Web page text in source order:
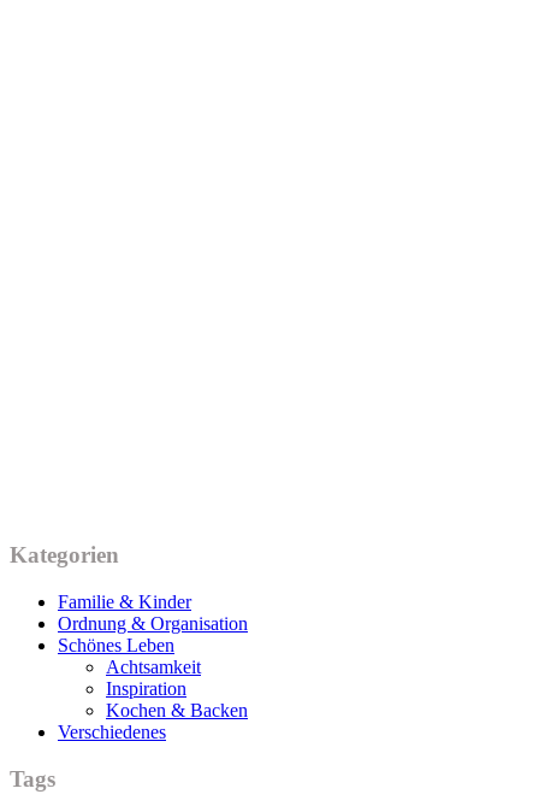
Kategorien
Familie & Kinder
Ordnung & Organisation
Schönes Leben
Achtsamkeit
Inspiration
Kochen & Backen
Verschiedenes
Tags